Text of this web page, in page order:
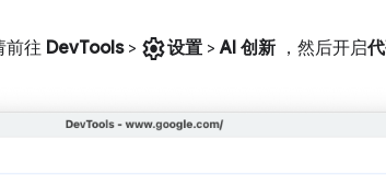
前往 DevTools> settings设置 >AI 创新 ，然后开启